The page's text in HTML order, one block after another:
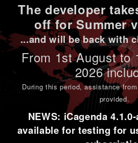
The developer
off for Summer
...and will be back with
From 1stAugust to
2026
During this period,assistance
provided.
NEWS: iCagenda
available for testing for